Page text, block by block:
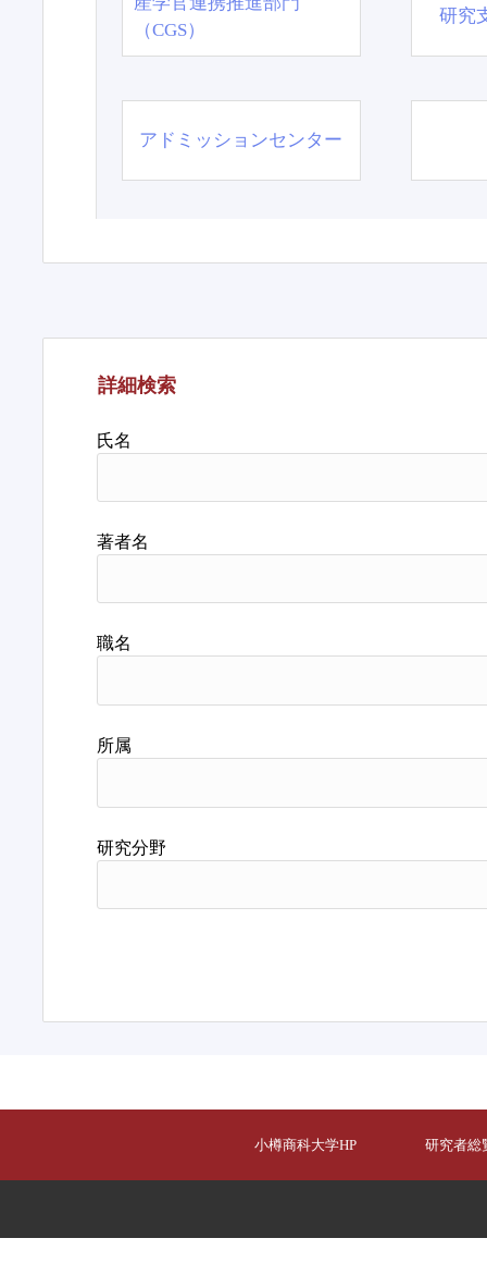
（CGS）
研究
アドミッションセンター
詳細検索
氏名
著者名
職名
所属
研究分野
小樽商科大学HP 研究者総